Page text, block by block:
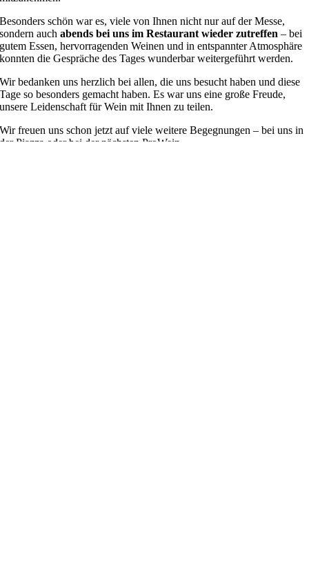
Besonders schön war es, viele von Ihnen nicht nur auf der Messe,
sondern auchabends bei uns im Restaurant wieder zutreffen – bei
gutem Essen, hervorragenden Weinen und in entspannter Atmosphäre
konnten die Gespräche des Tages wunderbar weitergeführt werden.
Wir bedanken uns herzlich bei allen, die uns besucht haben und diese
Tage so besonders gemacht haben. Es war uns eine große Freude,
unsere Leidenschaft für Wein mit Ihnen zu teilen.
Wir freuen uns schon jetzt auf viele weitere Begegnungen – bei uns in
der Piazza oder bei der nächsten ProWein.